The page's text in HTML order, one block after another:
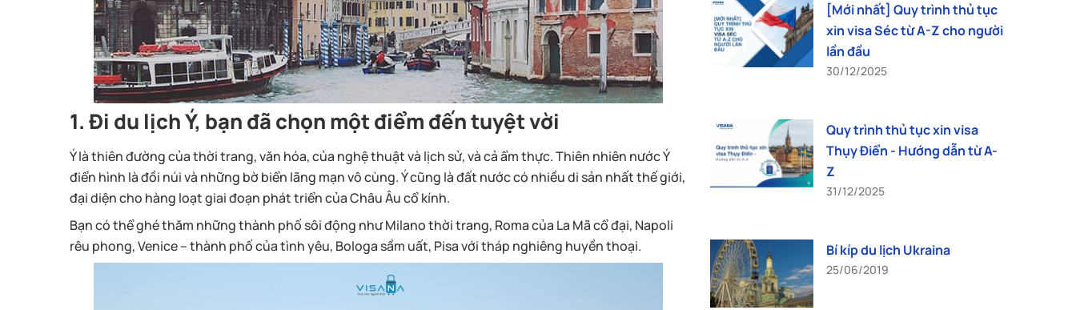
1. Đi du lịch Ý, bạn đã chọn một điểm đến tuyệt vời
Ý là thiên đường của thời trang, văn hóa, của nghệ thuật và lịch sử, và cả ẩm thực. Thiên nhiên nước Ý
điển hình là đồi núi và những bờ biển lãng mạn vô cùng. Ý cũng là đất nước có nhiều di sản nhất thế giới,
đại diện cho hàng loạt giai đoạn phát triển của Châu Âu cổ kính.
Bạn có thể ghé thăm những thành phố sôi động như Milano thời trang, Roma của La Mã cổ đại, Napoli
rêu phong, Venice – thành phố của tình yêu, Bologa sầm uất, Pisa với tháp nghiêng huyền thoại.
[Mới nhất] Quy trình thủ tục
xin visa Séc từ A-Z cho người
lần đầu
30/12/2025
Quy trình thủ tục xin visa
Thụy Điển - Hướng dẫn từ A-
Z
31/12/2025
Bí kíp du lịch Ukraina
25/06/2019